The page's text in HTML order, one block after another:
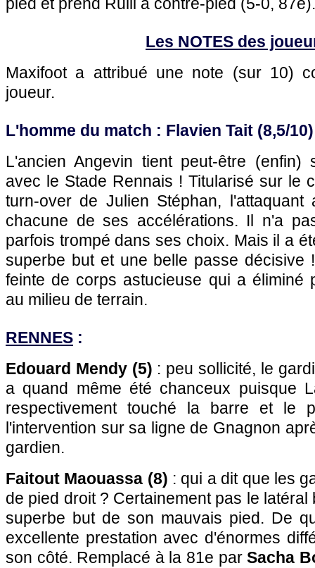
Les NOTES des
Maxifoot a attribué une note (sur 10)
joueur.
L'homme du match : Flavien Tait (8,5/10)
L'ancien Angevin tient peut-être (enfin)
avec le Stade Rennais ! Titularisé sur le
turn-over de Julien Stéphan,
chacune de ses accélérations. Il n'a
parfois trompé dans ses choix. Mais il a
superbe but et une belle passe décisive
feinte de corps astucieuse qui a éliminé
au milieu de terrain.
RENNES :
Edouard Mendy (5) : peu sollicité, le
a quand même été chanceux puisque
respectivement touché la barre et le
l'intervention sur sa ligne de Gnagnon
gardien.
Faitout Maouassa (8) : qui a dit que les
de pied droit ? Certainement pas le
superbe but de son mauvais pied. De
excellente prestation avec d'énormes
son côté. Remplacé à la 81e parSacha